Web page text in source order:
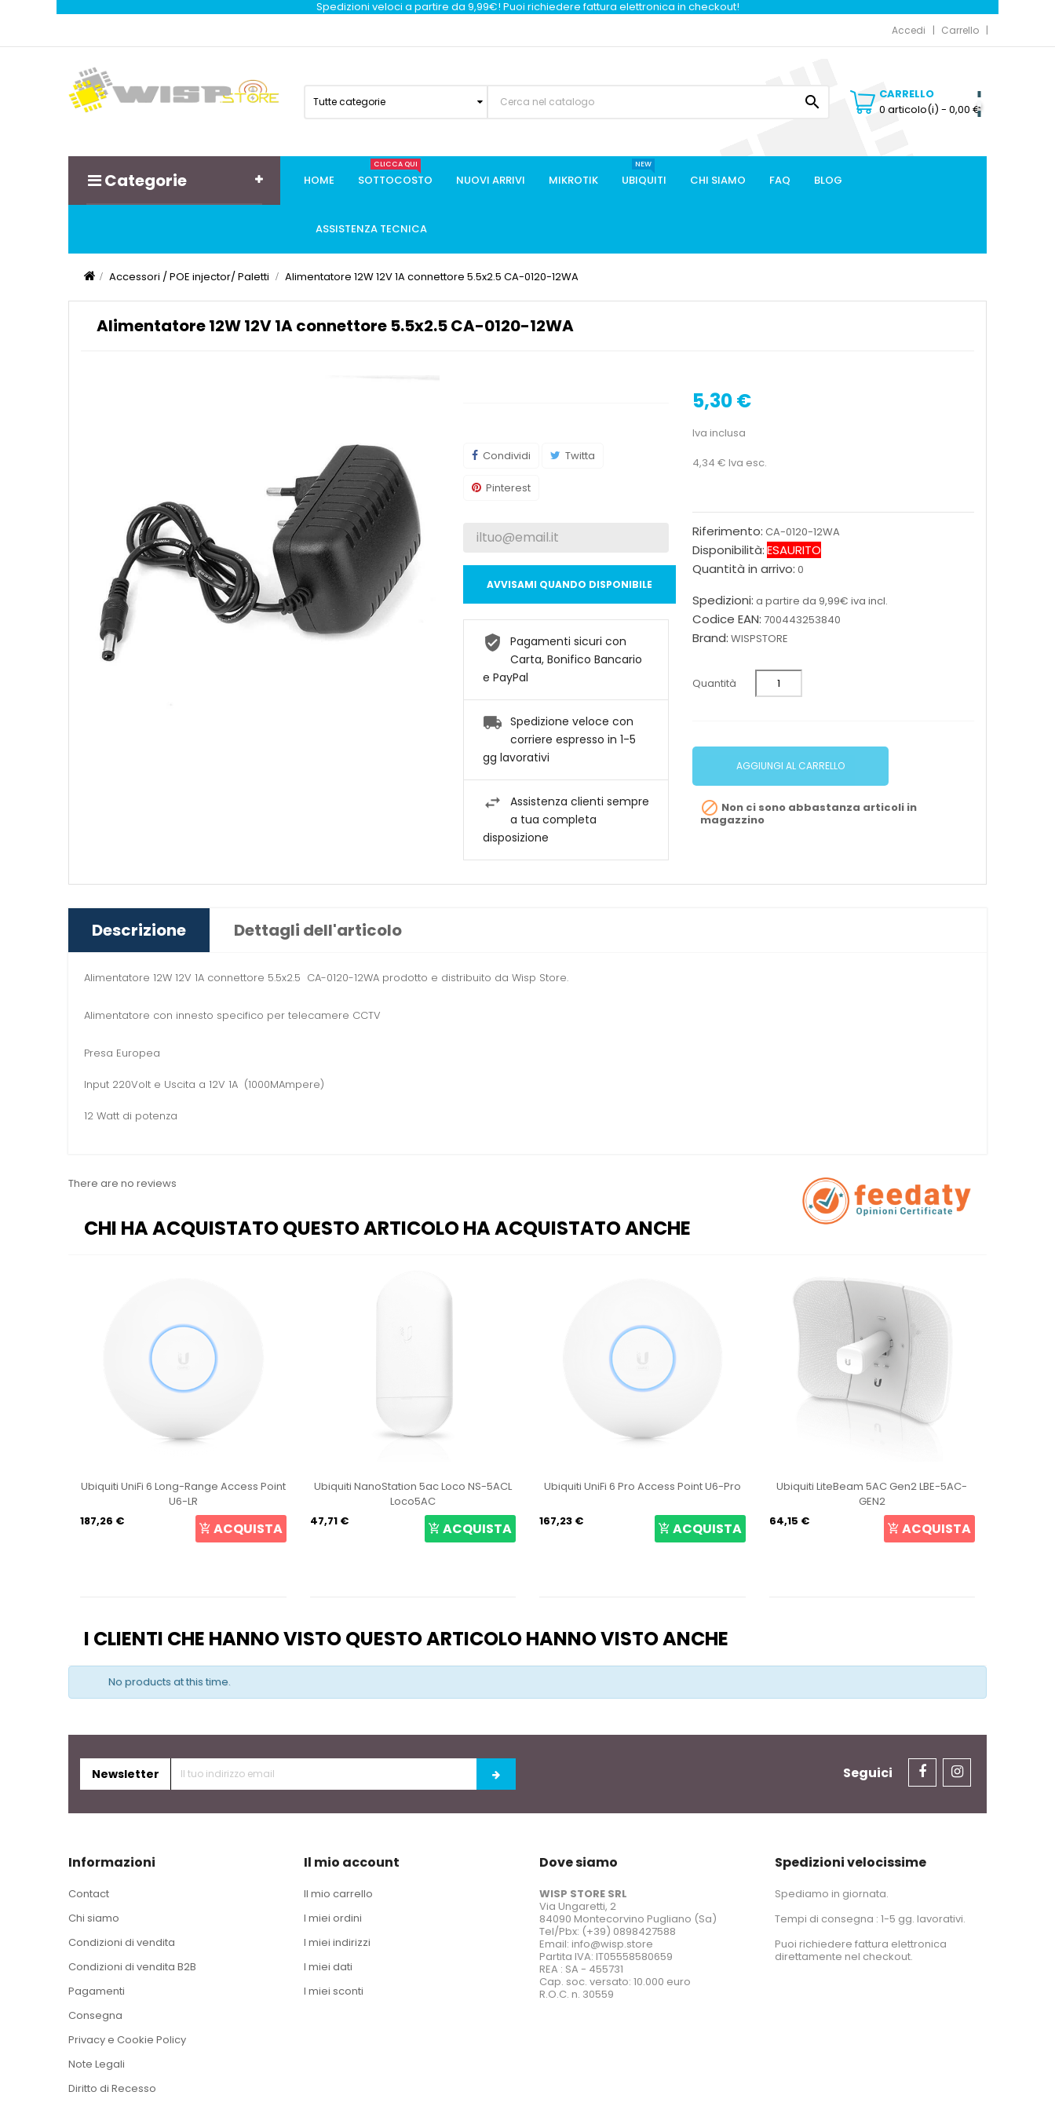
Spedizioni veloci a partire da 9,99€! Puoi richiedere fattura elettronica in checkout!
Accedi Carrello
Tutte categorie 
CARRELLO
0 articolo(i) - 0,00 €
Categorie HOME SOTTOCOSTO
CLICCA QUI
NUOVI ARRIVI MIKROTIK UBIQUITI
NEW
CHI SIAMO FAQ BLOG
ASSISTENZA TECNICA
Accessori / POE injector/ Paletti Alimentatore 12W 12V 1A connettore 5.5x2.5 CA-0120-12WA
Alimentatore 12W 12V 1A connettore 5.5x2.5 CA-0120-12WA
5,30 €
Iva inclusa
4,34 € Iva esc.
Riferimento: CA-0120-12WA
Disponibilità:ESAURITO
Quantità in arrivo: 0
Spedizioni: a partire da 9,99€ iva incl.
Codice EAN: 700443253840
Brand: WISPSTORE
Quantità
AGGIUNGI AL CARRELLO
 Non ci sono abbastanza articoli in
magazzino
Condividi Twitta
Pinterest
AVVISAMI QUANDO DISPONIBILE
Pagamenti sicuri con
Carta, Bonifico Bancario
e PayPal
Spedizione veloce con
corriere espresso in 1-5
gg lavorativi
Assistenza clienti sempre
a tua completa
disposizione
Descrizione Dettagli dell'articolo
Alimentatore 12W 12V 1A connettore 5.5x2.5 CA-0120-12WA prodotto e distribuito da Wisp Store.
Alimentatore con innesto specifico per telecamere CCTV
Presa Europea
Input 220Volt e Uscita a 12V 1A (1000MAmpere)
12 Watt di potenza
There are no reviews
CHI HA ACQUISTATO QUESTO ARTICOLO HA ACQUISTATO ANCHE
Ubiquiti UniFi 6 Long-Range Access Point
U6-LR
187,26 €
ACQUISTA
Ubiquiti NanoStation 5ac Loco NS-5ACL
Loco5AC
47,71 €
ACQUISTA
Ubiquiti UniFi 6 Pro Access Point U6-Pro
167,23 € ACQUISTA
Ubiquiti LiteBeam 5AC Gen2 LBE-5AC-
GEN2
64,15 €
ACQUISTA
I CLIENTI CHE HANNO VISTO QUESTO ARTICOLO HANNO VISTO ANCHE
No products at this time.
Newsletter Seguici
Informazioni
Contact
Chi siamo
Condizioni di vendita
Condizioni di vendita B2B
Pagamenti
Consegna
Privacy e Cookie Policy
Note Legali
Diritto di Recesso
Il mio account
Il mio carrello
I miei ordini
I miei indirizzi
I miei dati
I miei sconti
Dove siamo
WISP STORE SRL
Via Ungaretti, 2
84090 Montecorvino Pugliano (Sa)
Tel/Pbx: (+39) 0898427588
Email: info@wisp.store
Partita IVA: IT05558580659
REA : SA - 455731
Cap. soc. versato: 10.000 euro
R.O.C. n. 30559
Spedizioni velocissime
Spediamo in giornata.
Tempi di consegna : 1-5 gg. lavorativi.
Puoi richiedere fattura elettronica
direttamente nel checkout.